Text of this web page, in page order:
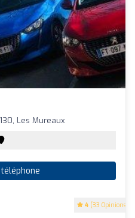
4 (33 Opinions)
Les Mureaux